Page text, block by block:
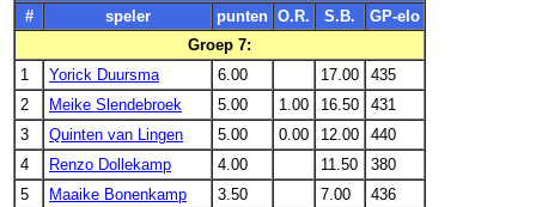
# speler punten O.R. S.B.
GP-elo
Groep 7:
1
Yorick Duursma 6.00 17.00
435
2
Meike Slendebroek 5.00 1.00 16.50
431
3
Quinten van Lingen 5.00 0.00 12.00
440
4
Renzo Dollekamp 4.00 11.50
380
5
Maaike Bonenkamp 3.50 7.00
436